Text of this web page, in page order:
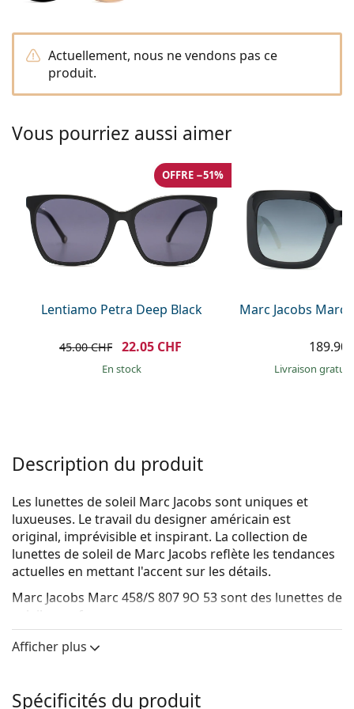
Prada
Toutes les marques
Actuellement, nous ne vendons pas ce
produit.
Vous pourriez aussi aimer
Lentiamo Petra Deep Black
OFFRE −51%
45.00 CHF 22.05 CHF
en stock
Marc Jacobs Marc
189.90
Livraison
Description du produit
Les lunettes de soleil Marc Jacobs sont uniques et
luxueuses. Le travail du designer américain est
original, imprévisible et inspirant. La collection de
lunettes de soleil de Marc Jacobs reflète les tendances
actuelles en mettant l'accent sur les détails.
Marc Jacobs Marc 458/S 807 9O 53sont des lunettes de
soleil pour femmes.
Voyez à quoi vous ressemblez avec ces lunettes de
soleil grâce à la fonction d'essayage virtuel de
Monture de lunettes de soleil
Afficher plus
Spécificités du produit